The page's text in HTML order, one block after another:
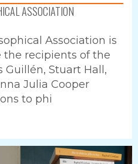
ASSOCIATION
Association is
the recipients of the
Guillén, Stuart Hall,
Julia Cooper
to phi